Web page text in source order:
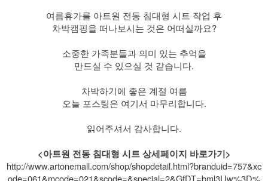
​ 여름휴가를 아트원 전동 침대형 시트 작업 후
차박캠핑을 떠나보시는 것은 어떠실까요?
​ 소중한 가족분들과 의미 있는 추억을
만드실 수 있으실 것 같습니다.
​ 차박하기에 좋은 계절 여름
​ 오늘 포스팅은 여기서 마무리합니다.
읽어주셔서 감사합니다.
<아트원 전동 침대형 시트 상세페이지 바로가기>
http://www.artonemall.com/shop/shopdetail.html?branduid=757&xc
ode=061&mcode=021&scode=&special=2&GfDT=bml3Uw%3D%